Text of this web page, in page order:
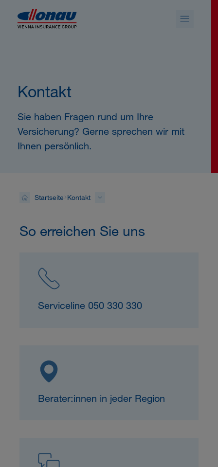
Kontakt
Sie haben Fragen rund um Ihre
Versicherung? Gerne sprechen wir mit
Ihnen persönlich.
Startseite Kontakt
So erreichen Sie uns
Serviceline 050 330 330
Berater:innen in jeder Region